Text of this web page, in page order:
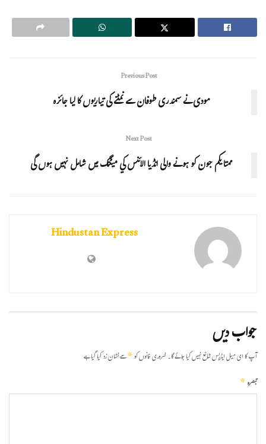
Previous Post
مودی نے سمندری طوفان سے نمٹنے کی تیاریوں کا لیا جائزہ
Next Post
ممتا یکم جون کو ہونے والی انڈیا الائنس كي میٹنگ میں شامل نہیں ہوں گی
Hindustan Express
جواب دیں
آپ کا ای میل ایڈریس شائع نہیں کیا جائے گا۔ضروری خانوں کو*سے نشان زد کیا گیا ہے
تبصرہ*